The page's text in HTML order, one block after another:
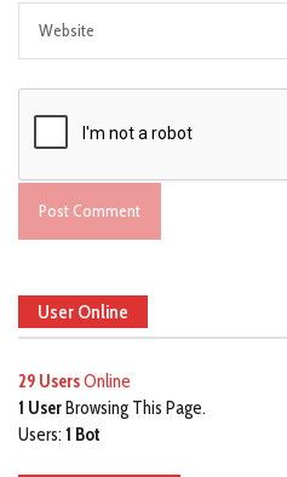
User Online
29 UsersOnline
1 UserBrowsing This Page.
Users: 1 Bot